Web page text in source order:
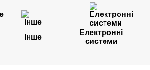
Інше
Електронні
системи